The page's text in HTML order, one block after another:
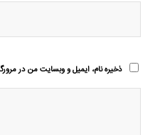
ذخیره نام، ایمیل و وبسایت من در